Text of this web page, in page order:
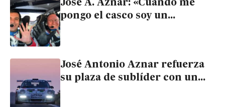
José A. Aznar: «Cuando me
pongo el casco soy un
José Antonio Aznar refuerza
su plaza de sublíder con un